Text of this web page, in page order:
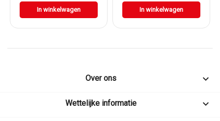
In winkelwagen In winkelwagen
Over ons 
Wettelijke informatie 